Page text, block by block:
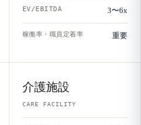
EV/EBITDA 3〜6x
稼働率・職員定着率 重要
介護施設
CARE FACILITY